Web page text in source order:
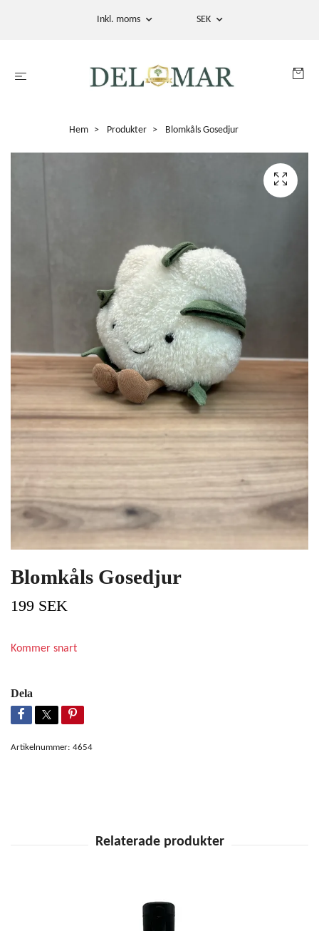
Inkl. moms SEK
Hem Produkter Blomkåls Gosedjur
Blomkåls Gosedjur
199 SEK
Kommer snart
Dela
Artikelnummer: 4654